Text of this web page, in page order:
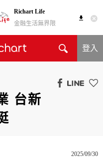
Richart Life
金融生活無界限
登入
台新
2025/09/30